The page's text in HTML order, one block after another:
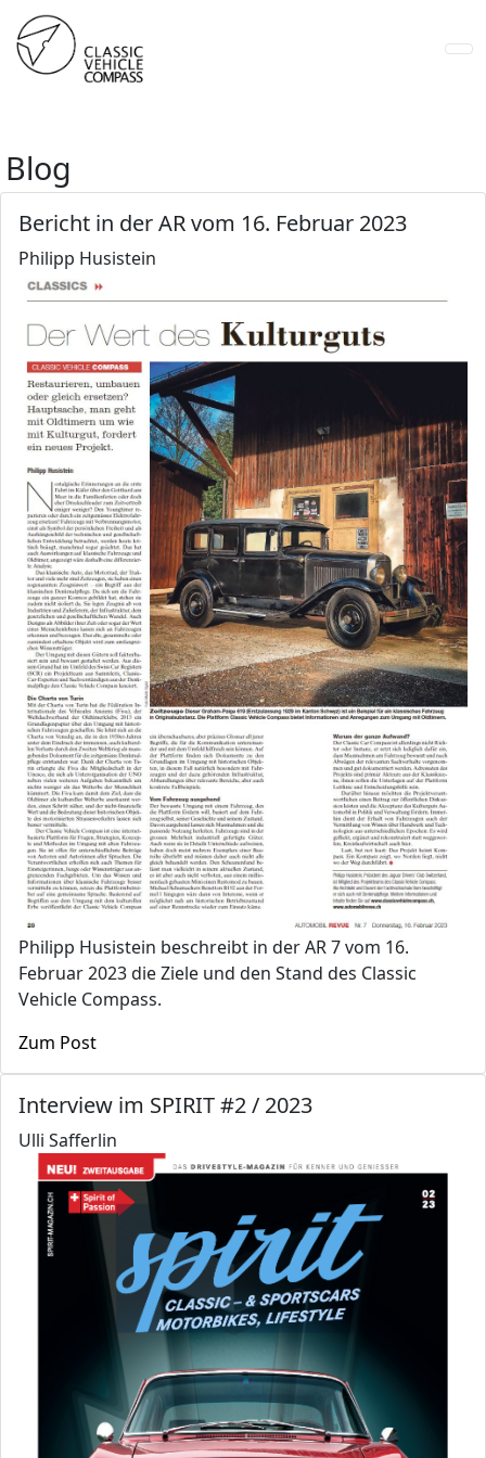
Blog
Bericht in der AR vom 16. Februar 2023
Philipp Husistein
Philipp Husistein beschreibt in der AR 7 vom 16.
Februar 2023 die Ziele und den Stand des Classic
Vehicle Compass.
Zum Post
Interview im SPIRIT #2 / 2023
Ulli Safferlin